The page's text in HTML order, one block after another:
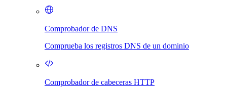
Comprobador de DNS
Comprueba los registros DNS de un dominio
Comprobador de cabeceras HTTP